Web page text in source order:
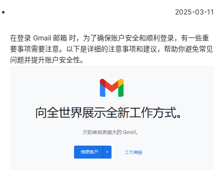
2025-03-11
在登录 Gmail 邮箱 时，为了确保账户安全和顺利登录，有一些重
要事项需要注意。以下是详细的注意事项和建议，帮助你避免常见
问题并提升账户安全性。